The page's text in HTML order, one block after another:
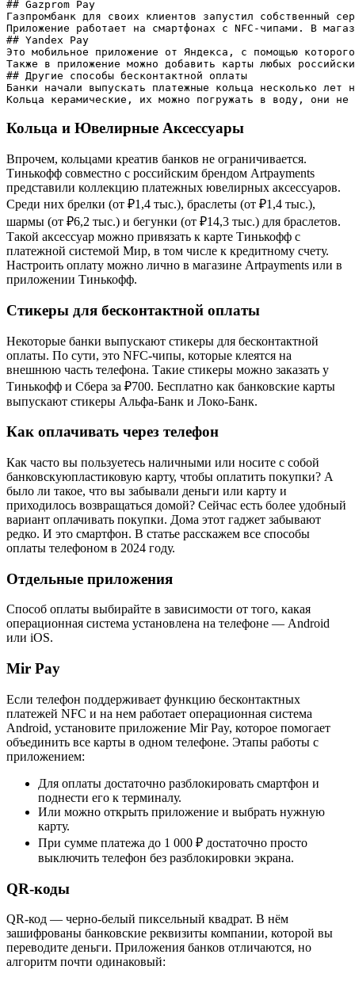
## Gazprom Pay
Газпромбанк для своих клиентов запустил собственный
Приложение работает на смартфонах с NFC-чипами. В
## Yandex Pay
Это мобильное приложение от Яндекса, с помощью
Также в приложение можно добавить карты любых
## Другие способы бесконтактной оплаты
Банки начали выпускать платежные кольца несколько
Кольца керамические, их можно погружать в воду, они не
Кольца и Ювелирные Аксессуары
Впрочем, кольцами креатив банков не ограничивается.
Тинькофф совместно с российским брендом Artpayments
представили коллекцию платежных ювелирных аксессуаров.
Среди них брелки (от ₽1,4 тыс.), браслеты (от ₽1,4 тыс.),
шармы (от ₽6,2 тыс.) и бегунки (от ₽14,3 тыс.) для браслетов.
Такой аксессуар можно привязать к карте Тинькофф с
платежной системой Мир, в том числе к кредитному счету.
Настроить оплату можно лично в магазине Artpayments или в
приложении Тинькофф.
Стикеры для бесконтактной оплаты
Некоторые банки выпускают стикеры для бесконтактной
оплаты. По сути, это NFC-чипы, которые клеятся на
внешнюю часть телефона. Такие стикеры можно заказать у
Тинькофф и Сбера за ₽700. Бесплатно как банковские карты
выпускают стикеры Альфа-Банк и Локо-Банк.
Как оплачивать через телефон
Как часто вы пользуетесь наличными или носите с собой
банковскуюпластиковую карту, чтобы оплатить покупки? А
было ли такое, что вы забывали деньги или карту и
приходилось возвращаться домой? Сейчас есть более удобный
вариант оплачивать покупки. Дома этот гаджет забывают
редко. И это смартфон. В статье расскажем все способы
оплаты телефоном в 2024 году.
Отдельные приложения
Способ оплаты выбирайте в зависимости от того, какая
операционная система установлена на телефоне — Android
или iOS.
Mir Pay
Если телефон поддерживает функцию бесконтактных
платежей NFC и на нем работает операционная система
Android, установите приложение Mir Pay, которое помогает
объединить все карты в одном телефоне. Этапы работы с
приложением:
Для оплаты достаточно разблокировать смартфон и
поднести его к терминалу.
Или можно открыть приложение и выбрать нужную
карту.
При сумме платежа до 1 000 ₽ достаточно просто
выключить телефон без разблокировки экрана.
QR-коды
QR-код — черно-белый пиксельный квадрат. В нём
зашифрованы банковские реквизиты компании, которой вы
переводите деньги. Приложения банков отличаются, но
алгоритм почти одинаковый: